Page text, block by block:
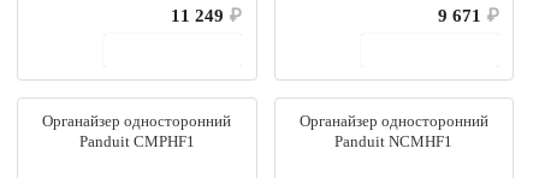
11 249 ₽
9 671 ₽
Органайзер односторонний
Panduit CMPHF1
Органайзер односторонний
Panduit NCMHF1